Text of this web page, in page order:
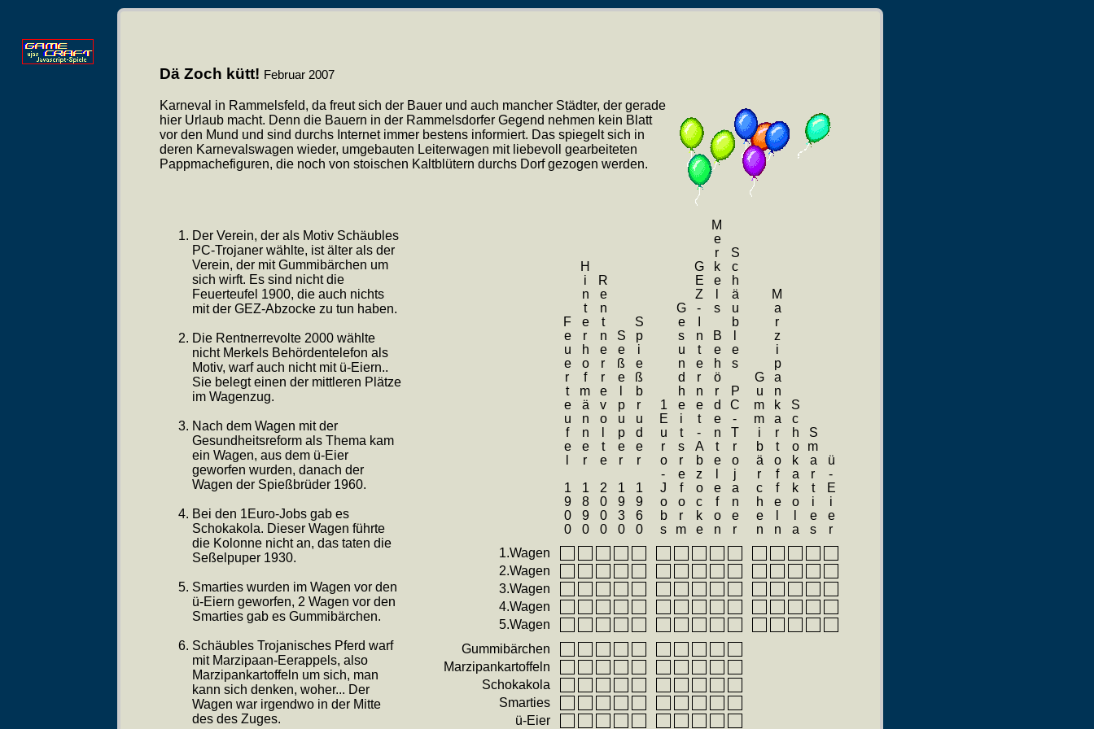
Dä Zoch kütt! Februar 2007
Karneval in Rammelsfeld, da freut sich der Bauer und auch mancher Städter, der gerade
hier Urlaub macht. Denn die Bauern in der Rammelsdorfer Gegend nehmen kein Blatt
vor den Mund und sind durchs Internet immer bestens informiert. Das spiegelt sich in
deren Karnevalswagen wieder, umgebauten Leiterwagen mit liebevoll gearbeiteten
Pappmachefiguren, die noch von stoischen Kaltblütern durchs Dorf gezogen werden.
Feuerteufel 1900Hinterhofmänner 1890Rentnerrevolte 2000Seßelpuper 1930Spießbruder 19601Euro-JobsGesundheitsreformGEZ-Internet-AbzockeMerkels BehördentelefonSchäubles PC-TrojanerGummibärchenMarzipankartoffelnSchokakolaSmartiesü-Eier
1.Wagen
2.Wagen
3.Wagen
4.Wagen
5.Wagen
Gummibärchen
Marzipankartoffeln
Schokakola
Smarties
ü-Eier
Der Verein, der als Motiv Schäubles
PC-Trojaner wählte, ist älter als der
Verein, der mit Gummibärchen um
sich wirft. Es sind nicht die
Feuerteufel 1900, die auch nichts
mit der GEZ-Abzocke zu tun haben.
Die Rentnerrevolte 2000 wählte
nicht Merkels Behördentelefon als
Motiv, warf auch nicht mit ü-Eiern..
Sie belegt einen der mittleren Plätze
im Wagenzug.
Nach dem Wagen mit der
Gesundheitsreform als Thema kam
ein Wagen, aus dem ü-Eier
geworfen wurden, danach der
Wagen der Spießbrüder 1960.
Bei den 1Euro-Jobs gab es
Schokakola. Dieser Wagen führte
die Kolonne nicht an, das taten die
Seßelpuper 1930.
Smarties wurden im Wagen vor den
ü-Eiern geworfen, 2 Wagen vor den
Smarties gab es Gummibärchen.
Schäubles Trojanisches Pferd warf
mit Marzipaan-Eerappels, also
Marzipankartoffeln um sich, man
kann sich denken, woher... Der
Wagen war irgendwo in der Mitte
des des Zuges.